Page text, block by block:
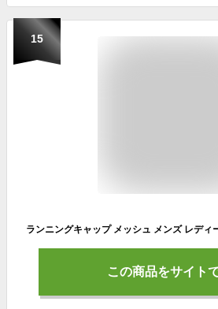
15
この商品をサイト